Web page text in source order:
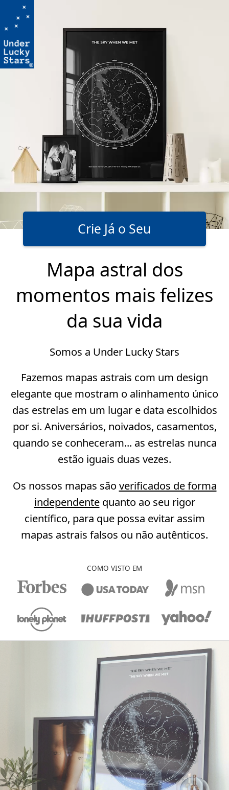
Crie Já o Seu
Mapa astral dos
momentos mais felizes
da sua vida
Somos a Under Lucky Stars
Fazemos mapas astrais com um design
elegante que mostram o alinhamento único
das estrelas em um lugar e data escolhidos
por si. Aniversários, noivados, casamentos,
quando se conheceram... as estrelas nunca
estão iguais duas vezes.
Os nossos mapas são verificados de forma
independentequanto ao seu rigor
científico, para que possa evitar assim
mapas astrais falsos ou não autênticos.
COMO VISTO EM